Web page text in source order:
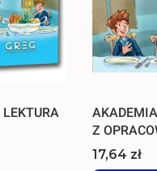
Z
Cena
17,64 zł